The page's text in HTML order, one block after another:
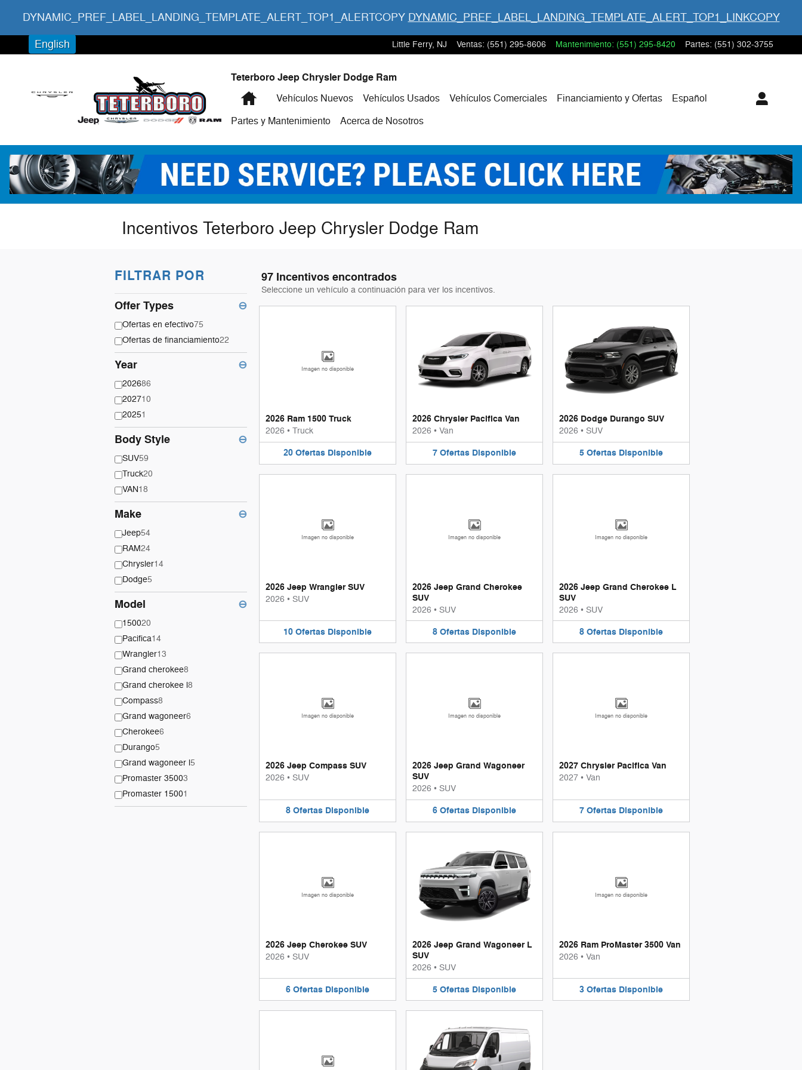
DYNAMIC_PREF_LABEL_LANDING_TEMPLATE_ALERT_TOP1_ALERTCOPY DYNAMIC_PREF_LABEL_LANDING_TEMPLATE_ALERT_TOP1_LINKCOPY
Little Ferry, NJ Ventas: (551) 295-8606 Mantenimiento: (551) 295-8420 Partes: (551) 302-3755
English
Teterboro Jeep Chrysler Dodge Ram
InicioVehículos Nuevos Vehículos Usados Vehículos Comerciales Financiamiento y Ofertas
Español
Partes y Mantenimiento
Acerca de Nosotros
Incentivos Teterboro Jeep Chrysler Dodge Ram
FILTRAR POR
Offer Types ⊖
Ofertas en efectivo75
Ofertas de financiamiento22
Year ⊖
202686
202710
20251
Body Style ⊖
SUV59
Truck20
VAN18
Make ⊖
Jeep54
RAM24
Chrysler14
Dodge5
Model ⊖
150020
Pacifica14
Wrangler13
Grand cherokee8
Grand cherokee l8
Compass8
Grand wagoneer6
Cherokee6
Durango5
Grand wagoneer l5
Promaster 35003
Promaster 15001
97 Incentivos encontrados
Seleccione un vehículo a continuación para ver los incentivos.
Imagen no disponible
2026 Ram 1500 Truck
2026 • Truck
20 Ofertas Disponible
2026 Chrysler Pacifica Van
2026 • Van
7 Ofertas Disponible
2026 Dodge Durango SUV
2026 • SUV
5 Ofertas Disponible
Imagen no disponible
2026 Jeep Wrangler SUV
2026 • SUV
10 Ofertas Disponible
Imagen no disponible
2026 Jeep Grand Cherokee
SUV
2026 • SUV
8 Ofertas Disponible
Imagen no disponible
2026 Jeep Grand Cherokee L
SUV
2026 • SUV
8 Ofertas Disponible
Imagen no disponible
2026 Jeep Compass SUV
2026 • SUV
8 Ofertas Disponible
Imagen no disponible
2026 Jeep Grand Wagoneer
SUV
2026 • SUV
6 Ofertas Disponible
Imagen no disponible
2027 Chrysler Pacifica Van
2027 • Van
7 Ofertas Disponible
Imagen no disponible
2026 Jeep Cherokee SUV
2026 • SUV
6 Ofertas Disponible
2026 Jeep Grand Wagoneer L
SUV
2026 • SUV
5 Ofertas Disponible
Imagen no disponible
2026 Ram ProMaster 3500 Van
2026 • Van
3 Ofertas Disponible